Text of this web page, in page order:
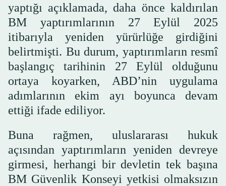
yaptığı açıklamada, daha önce kaldırılan
BM yaptırımlarının 27 Eylül 2025
itibarıyla yeniden yürürlüğe girdiğini
belirtmişti. Bu durum, yaptırımların resmî
başlangıç tarihinin 27 Eylül olduğunu
ortaya koyarken, ABD’nin uygulama
adımlarının ekim ayı boyunca devam
ettiği ifade ediliyor.
Buna rağmen, uluslararası hukuk
açısından yaptırımların yeniden devreye
girmesi, herhangi bir devletin tek başına
BM Güvenlik Konseyi yetkisi olmaksızın